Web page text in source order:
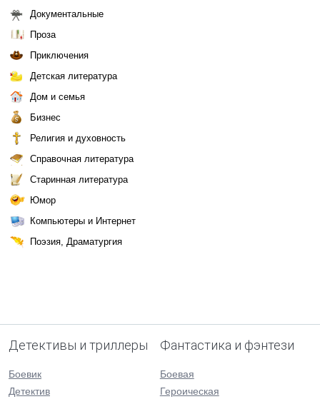
Документальные
Проза
Приключения
Детская литература
Дом и семья
Бизнес
Религия и духовность
Справочная литература
Старинная литература
Юмор
Компьютеры и Интернет
Поэзия, Драматургия
Детективы и триллеры
Боевик
Детектив
Фантастика и фэнтези
Боевая
Героическая